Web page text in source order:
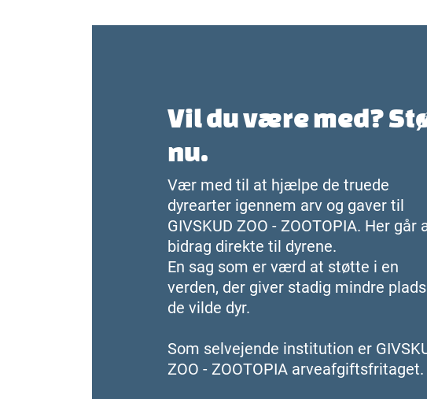
Vil du være med?
nu.
Vær med til at hjælpe de truede
dyrearter igennem arv og gaver til
GIVSKUD ZOO - ZOOTOPIA. Her går
bidrag direkte til dyrene.
En sag som er værd at støtte i en
verden, der giver stadig mindre
de vilde dyr.
Som selvejende institution er
ZOO - ZOOTOPIA arveafgiftsfritaget.